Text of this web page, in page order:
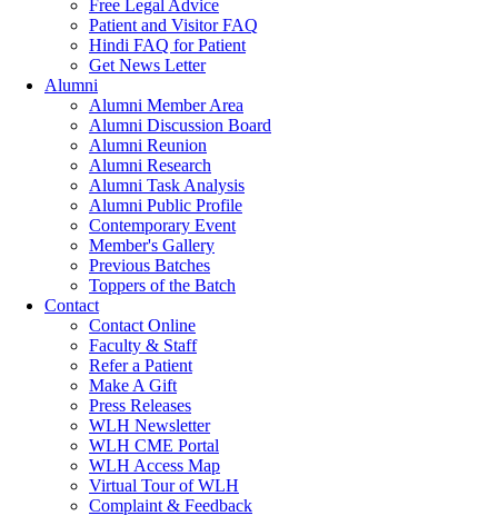
Free Legal Advice
Patient and Visitor FAQ
Hindi FAQ for Patient
Get News Letter
Alumni
Alumni Member Area
Alumni Discussion Board
Alumni Reunion
Alumni Research
Alumni Task Analysis
Alumni Public Profile
Contemporary Event
Member's Gallery
Previous Batches
Toppers of the Batch
Contact
Contact Online
Faculty & Staff
Refer a Patient
Make A Gift
Press Releases
WLH Newsletter
WLH CME Portal
WLH Access Map
Virtual Tour of WLH
Complaint & Feedback